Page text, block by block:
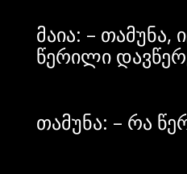
მაია: – თამუნა,
წერილი
თამუნა: – რა